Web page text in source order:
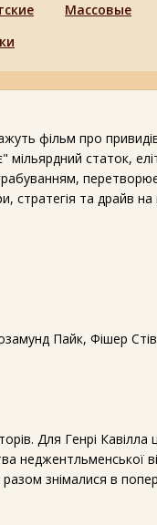
Массовые
фільм про
мільярдний статок,
стратегія та драйв
Пайк, Фішер
Для Генрі
неджентльменської
знімалися в